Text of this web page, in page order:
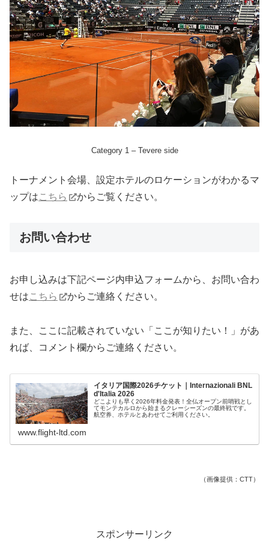
Category 1 – Tevere side
トーナメント会場、設定ホテルのロケーションがわかるマ
ップはこちら からご覧ください。
お問い合わせ
お申し込みは下記ページ内申込フォームから、お問い合わ
せはこちら からご連絡ください。
また、ここに記載されていない「ここが知りたい！」があ
れば、コメント欄からご連絡ください。
イタリア国際2026チケット｜Internazionali BNL
d'Italia 2026
どこよりも早く2026年料金発表！全仏オープン前哨戦とし
てモンテカルロから始まるクレーシーズンの最終戦です。
航空券、ホテルとあわせてご利用ください。
www.flight-ltd.com
（画像提供：CTT）
スポンサーリンク